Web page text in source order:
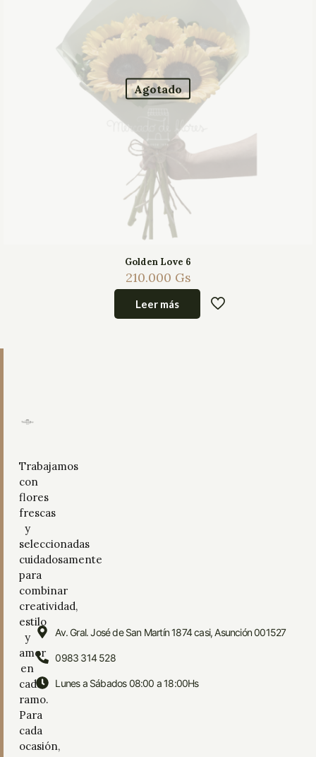
Agotado
Golden Love 6
210.000 Gs
Leer más
Trabajamos
con
flores
frescas
y
seleccionadas
cuidadosamente
para
combinar
creatividad,
estilo
y
amor
en
cada
ramo.
Para
cada
ocasión,
Av. Gral. José de San Martín 1874 casi, Asunción 001527
0983 314 528
Lunes a Sábados 08:00 a 18:00Hs